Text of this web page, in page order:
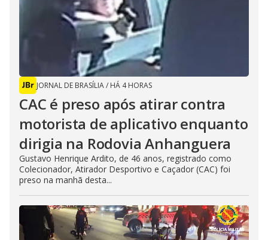
JORNAL DE BRASÍLIA/ HÁ 4 HORAS
CAC é preso após atirar contra
motorista de aplicativo enquanto
dirigia na Rodovia Anhanguera
Gustavo Henrique Ardito, de 46 anos, registrado como
Colecionador, Atirador Desportivo e Caçador (CAC) foi
preso na manhã desta...